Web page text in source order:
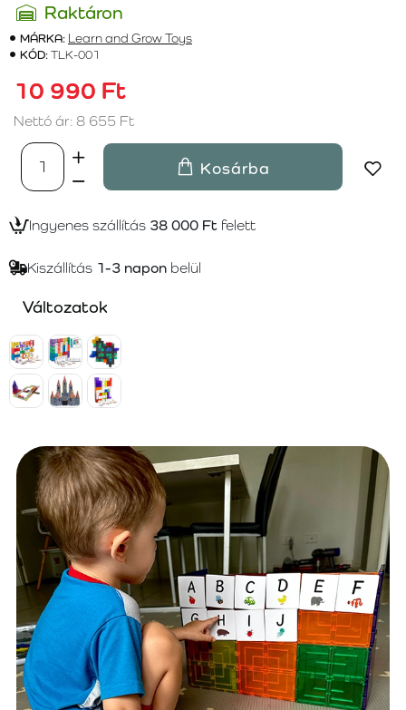
Raktáron
MÁRKA: Learn and Grow Toys
KÓD:TLK-001
10 990 Ft
Nettó ár: 8 655 Ft
Kosárba
Ingyenes szállítás 38 000 Ft felett
Kiszállítás 1-3 napon belül
Változatok